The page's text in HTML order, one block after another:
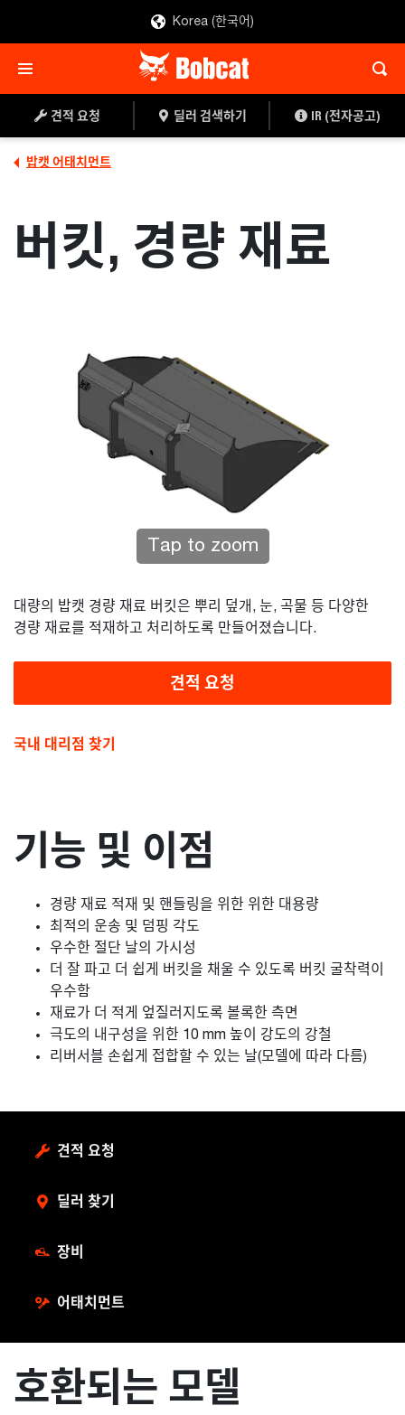
Korea (한국어)
견적 요청 딜러 검색하기 IR (전자공고)
밥캣 어태치먼트
버킷, 경량 재료
Tap to zoom
대량의 밥캣 경량 재료 버킷은 뿌리 덮개, 눈, 곡물 등 다양한
경량 재료를 적재하고 처리하도록 만들어졌습니다.
견적 요청
국내 대리점 찾기
기능 및 이점
경량 재료 적재 및 핸들링을 위한 위한 대용량
최적의 운송 및 덤핑 각도
우수한 절단 날의 가시성
더 잘 파고 더 쉽게 버킷을 채울 수 있도록 버킷 굴착력이
우수함
재료가 더 적게 엎질러지도록 볼록한 측면
극도의 내구성을 위한 10 mm 높이 강도의 강철
리버서블 손쉽게 접합할 수 있는 날(모델에 따라 다름)
견적 요청
딜러 찾기
장비
어태치먼트
호환되는 모델